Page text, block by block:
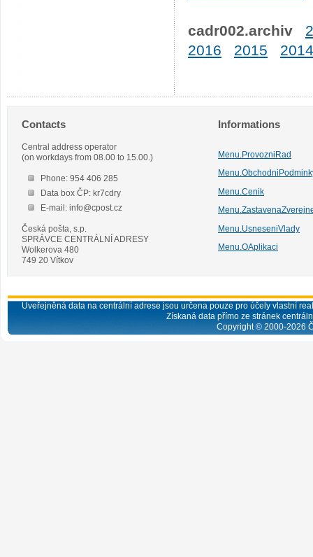
cadr002.archiv
2016
2015 2014
Contacts
Central address operator
(on workdays from 08.00 to 15.00.)
Phone: 954 406 285
Data box ČP: kr7cdry
E-mail: info@cpost.cz
Česká pošta, s.p.
SPRÁVCE CENTRÁLNÍ ADRESY
Wolkerova 480
749 20 Vítkov
Informations
Menu.ProvozniRad
Menu.Cenik
Menu.UsneseniVlady
Menu.OAplikaci
Uveřejněná data na centrální adrese jsou určena pouze pro účely vlastní
Získaná data přímo ze stránek
Copyright © 2000-2026